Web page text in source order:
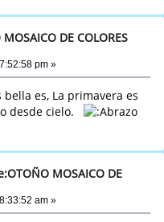
DE COLORES
pm »
es, La primavera es
desde cielo.
MOSAICO DE
am »